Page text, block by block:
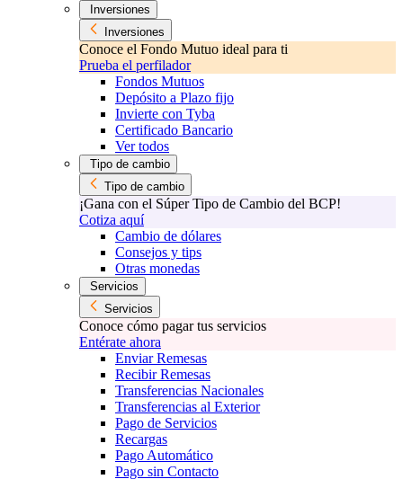
Inversiones
Inversiones
Conoce el Fondo Mutuo ideal para ti
Prueba el perfilador
Fondos Mutuos
Depósito a Plazo fijo
Invierte con Tyba
Certificado Bancario
Ver todos
Tipo de cambio
Tipo de cambio
¡Gana con el Súper Tipo de Cambio del BCP!
Cotiza aquí
Cambio de dólares
Consejos y tips
Otras monedas
Servicios
Servicios
Conoce cómo pagar tus servicios
Entérate ahora
Enviar Remesas
Recibir Remesas
Transferencias Nacionales
Transferencias al Exterior
Pago de Servicios
Recargas
Pago Automático
Pago sin Contacto